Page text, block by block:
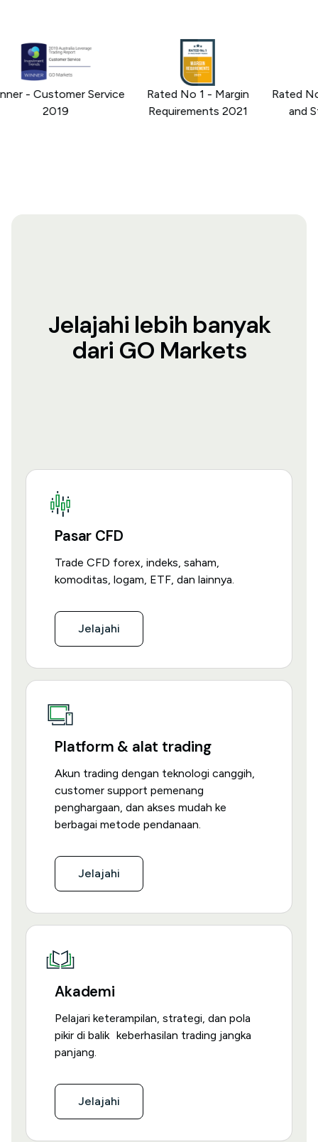
- Customer Service
2019
Rated No 1 - Margin
Requirements 2021
Rated No
and
Jelajahi lebih banyak
dari GO Markets
Pasar CFD
Trade CFD forex, indeks, saham,
komoditas, logam, ETF, dan lainnya.
Jelajahi
Platform & alat trading
Akun trading dengan teknologi canggih,
customer support pemenang
penghargaan, dan akses mudah ke
berbagai metode pendanaan.
Jelajahi
Akademi
Pelajari keterampilan, strategi, dan pola
pikir di balik keberhasilan trading jangka
panjang.
Jelajahi